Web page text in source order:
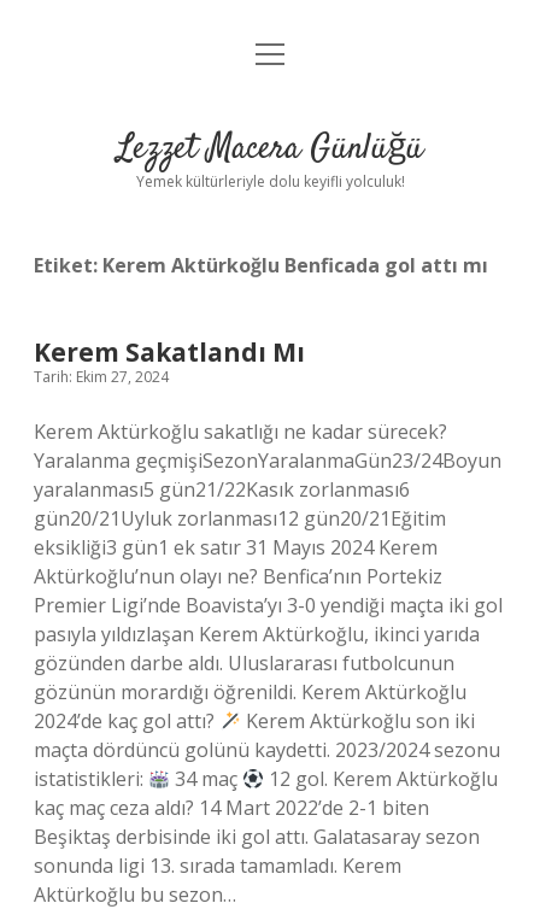
Anasayfa
Yasal Uyarı
menüyü
Lezzet Macera Günlüğü
Yemek kültürleriyle dolu keyifli yolculuk!
Etiket: Kerem Aktürkoğlu Benficada gol attı mı
Kerem Sakatlandı Mı
Tarih: Ekim 27, 2024
Kerem Aktürkoğlu sakatlığı ne kadar sürecek?
Yaralanma geçmişiSezonYaralanmaGün23/24Boyun
yaralanması5 gün21/22Kasık zorlanması6
gün20/21Uyluk zorlanması12 gün20/21Eğitim
eksikliği3 gün1 ek satır 31 Mayıs 2024 Kerem
Aktürkoğlu’nun olayı ne? Benfica’nın Portekiz
Premier Ligi’nde Boavista’yı 3-0 yendiği maçta iki gol
pasıyla yıldızlaşan Kerem Aktürkoğlu, ikinci yarıda
gözünden darbe aldı. Uluslararası futbolcunun
gözünün morardığı öğrenildi. Kerem Aktürkoğlu
2024’de kaç gol attı?
Kerem Aktürkoğlu son iki
maçta dördüncü golünü kaydetti. 2023/2024 sezonu
istatistikleri:
34 maç
12 gol. Kerem Aktürkoğlu
kaç maç ceza aldı? 14 Mart 2022’de 2-1 biten
Beşiktaş derbisinde iki gol attı. Galatasaray sezon
sonunda ligi 13. sırada tamamladı. Kerem
Aktürkoğlu bu sezon…